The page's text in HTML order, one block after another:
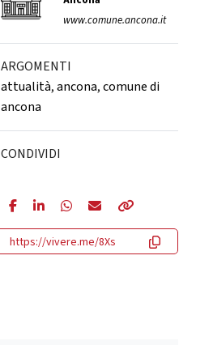
www.comune.ancona.it
ARGOMENTI
attualità,ancona,comune di
ancona
CONDIVIDI
https://vivere.me/8Xs